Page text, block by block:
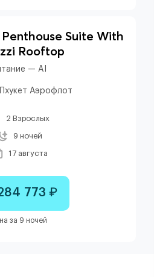
Suite With
Rooftop
— AI
Пхукет Аэрофлот
2 Взрослых
9 ночей
17 августа
773 ₽
за 9 ночей